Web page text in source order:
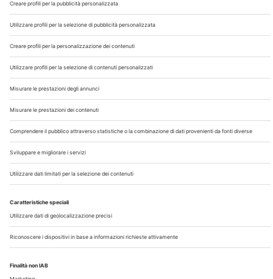
Chi Siamo
Contatti
Note Legali
Privacy
©2026 Edra S.p.a | www.edraspa.it | P.iva 08056040960
| Tel. 02/881841 | Sede legale: Viale Enrico Forlanini 21 -